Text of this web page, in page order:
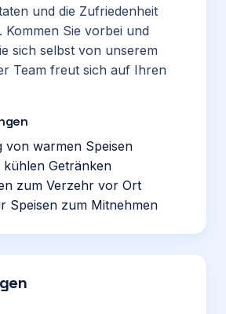
und die Zufriedenheit
Kommen Sie vorbei und
sich selbst von unserem
Team freut sich auf Ihren
von warmen Speisen
kühlen Getränken
zum Verzehr vor Ort
Speisen zum Mitnehmen